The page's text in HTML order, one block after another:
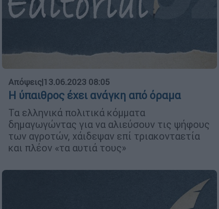
Απόψεις|13.06.2023 08:05
Η ύπαιθρος έχει ανάγκη από όραμα
Τα ελληνικά πολιτικά κόμματα
δημαγωγώντας για να αλιεύσουν τις ψήφους
των αγροτών, χάιδεψαν επί τριακονταετία
και πλέον «τα αυτιά τους»